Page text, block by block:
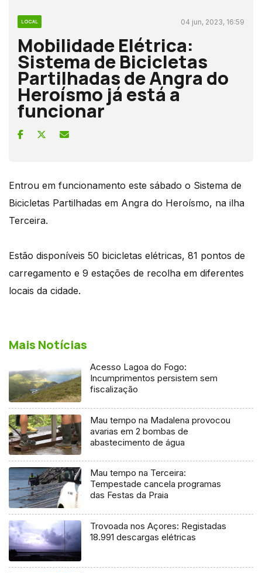
LOCAL 04 jun, 2023, 16:59
Mobilidade Elétrica:
Sistema de Bicicletas
Partilhadas de Angra do
Heroísmo já está a
funcionar
Entrou em funcionamento este sábado o Sistema de
Bicicletas Partilhadas em Angra do Heroísmo, na ilha
Terceira.
Estão disponíveis 50 bicicletas elétricas, 81 pontos de
carregamento e 9 estações de recolha em diferentes
locais da cidade.
Mais Notícias
Acesso Lagoa do Fogo:
Incumprimentos persistem sem
fiscalização
Mau tempo na Madalena provocou
avarias em 2 bombas de
abastecimento de água
Mau tempo na Terceira:
Tempestade cancela programas
das Festas da Praia
Trovoada nos Açores: Registadas
18.991 descargas elétricas